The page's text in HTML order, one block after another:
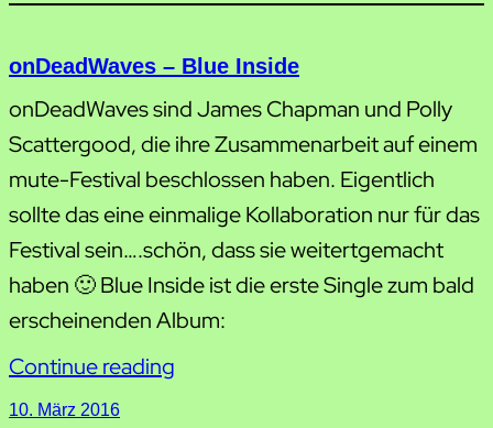
onDeadWaves – Blue Inside
onDeadWaves sind James Chapman und Polly
Scattergood, die ihre Zusammenarbeit auf einem
mute-Festival beschlossen haben. Eigentlich
sollte das eine einmalige Kollaboration nur für das
Festival sein….schön, dass sie weitertgemacht
haben 🙂 Blue Inside ist die erste Single zum bald
erscheinenden Album:
Continue reading
10. März 2016